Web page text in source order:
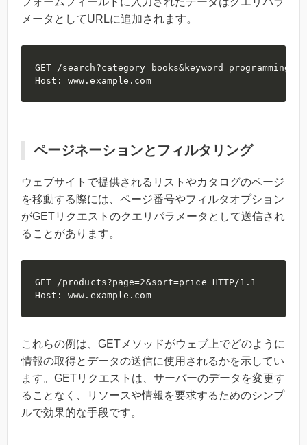
メータとしてURLに追加されます。
GET /search?category=books&keyword=programming
Host: www.example.com
ページネーションとフィルタリング
ウェブサイトで提供されるリストやカタログのページ
を移動する際には、ページ番号やフィルタオプション
がGETリクエストのクエリパラメータとして送信され
ることがあります。
GET /products?page=2&sort=price HTTP/1.1
Host: www.example.com
これらの例は、GETメソッドがウェブ上でどのように
情報の取得とデータの送信に使用されるかを示してい
ます。GETリクエストは、サーバーのデータを変更す
ることなく、リソースや情報を要求するためのシンプ
ルで効果的な手段です。